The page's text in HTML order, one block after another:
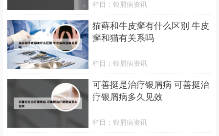
栏目：银屑病资讯
猫藓和牛皮癣有什么区别 牛皮
癣和猫有关系吗
栏目：银屑病资讯
可善挺是治疗银屑病 可善挺治
疗银屑病多久见效
栏目：银屑病资讯